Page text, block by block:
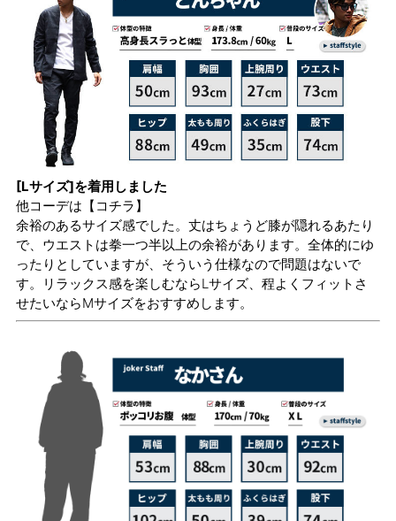
[Lサイズ]を着用しました
他コーデは 【コチラ】
余裕のあるサイズ感でした。丈はちょうど膝が隠れるあたり
で、ウエストは拳一つ半以上の余裕があります。全体的にゆ
ったりとしていますが、そういう仕様なので問題はないで
す。リラックス感を楽しむならLサイズ、程よくフィットさ
せたいならMサイズをおすすめします。